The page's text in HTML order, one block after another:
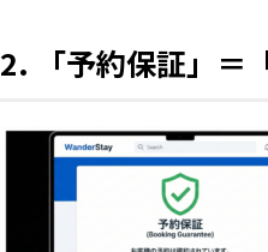
2. 「予約保証」＝